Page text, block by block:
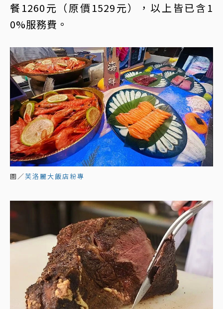
餐1260元（原價1529元），以上皆已含1
0%服務費。
圖／芙洛麗大飯店粉專